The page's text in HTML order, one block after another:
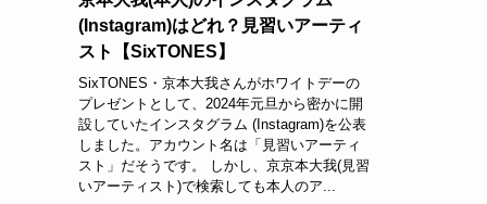
(Instagram)はどれ？見習いアーティ
スト【SixTONES】
SixTONES・京本大我さんがホワイトデーの
プレゼントとして、2024年元旦から密かに開
設していたインスタグラム (Instagram)を公表
しました。アカウント名は「見習いアーティ
スト」だそうです。 しかし、京京本大我(見習
いアーティスト)で検索しても本人のア...